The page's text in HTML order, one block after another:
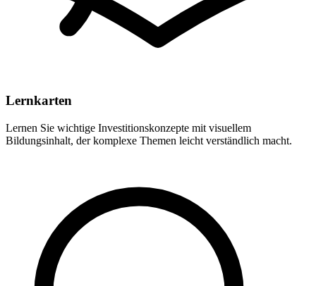
Lernkarten
Lernen Sie wichtige Investitionskonzepte mit visuellem
Bildungsinhalt, der komplexe Themen leicht verständlich macht.